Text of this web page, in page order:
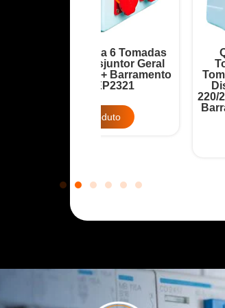
Quadro de
Tomadas 220V
Tomadas 127V 2P+T
Disjuntor Bipolar
220/240V +
Barramento Neutro –